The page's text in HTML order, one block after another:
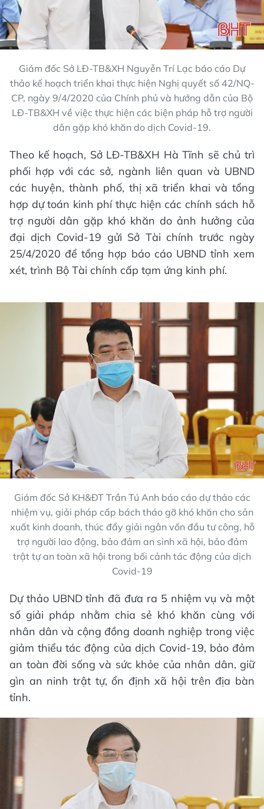
Giám đốc Sở LĐ-TB&XH Nguyễn Trí Lạc báo cáo Dự
thảo kế hoạch triển khai thực hiện Nghị quyết số 42/NQ-
CP, ngày 9/4/2020 của Chính phủ và hướng dẫn của Bộ
LĐ-TB&XH về việc thực hiện các biện pháp hỗ trợ người
dân gặp khó khăn do dịch Covid-19.
Theo kế hoạch, Sở LĐ-TB&XH Hà Tĩnh sẽ chủ trì
phối hợp với các sở, ngành liên quan và UBND
các huyện, thành phố, thị xã triển khai và tổng
hợp dự toán kinh phí thực hiện các chính sách hỗ
trợ người dân gặp khó khăn do ảnh hưởng của
đại dịch Covid-19 gửi Sở Tài chính trước ngày
25/4/2020 để tổng hợp báo cáo UBND tỉnh xem
xét, trình Bộ Tài chính cấp tạm ứng kinh phí.
Giám đốc Sở KH&ĐT Trần Tú Anh báo cáo dự thảo các
nhiệm vụ, giải pháp cấp bách tháo gỡ khó khăn cho sản
xuất kinh doanh, thúc đẩy giải ngân vốn đầu tư công, hỗ
trợ người lao động, bảo đảm an sinh xã hội, bảo đảm
trật tự an toàn xã hội trong bối cảnh tác động của dịch
Covid-19
Dự thảo UBND tỉnh đã đưa ra 5 nhiệm vụ và một
số giải pháp nhằm chia sẻ khó khăn cùng với
nhân dân và cộng đồng doanh nghiệp trong việc
giảm thiểu tác động của dịch Covid-19, bảo đảm
an toàn đời sống và sức khỏe của nhân dân, giữ
gìn an ninh trật tự, ổn định xã hội trên địa bàn
tỉnh.